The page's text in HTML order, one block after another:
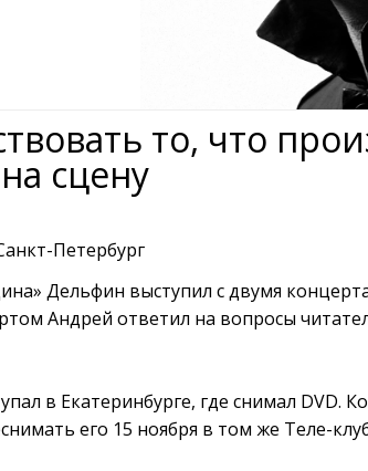
то, что
сцену
Петербург
Дельфин выступил с двумя
Андрей ответил на вопросы
в Екатеринбурге, где снимал DVD.
его 15 ноября в том же Теле-